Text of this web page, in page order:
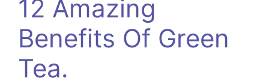
12 Amazing
Benefits Of Green
Tea.